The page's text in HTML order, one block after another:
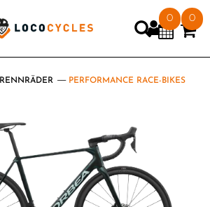
0 0
RENNRÄDER PERFORMANCE RACE-BIKES